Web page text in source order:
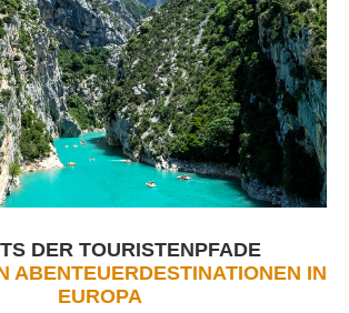
DER TOURISTENPFADE
ABENTEUERDESTINATIONEN IN
EUROPA